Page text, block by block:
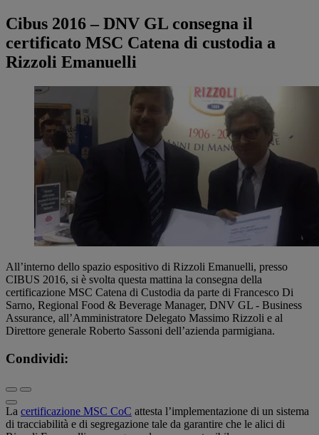
Cibus 2016 – DNV GL consegna il
certificato MSC Catena di custodia a
Rizzoli Emanuelli
All’interno dello spazio espositivo di Rizzoli Emanuelli, presso
CIBUS 2016, si è svolta questa mattina la consegna della
certificazione MSC Catena di Custodia da parte di Francesco Di
Sarno, Regional Food & Beverage Manager, DNV GL - Business
Assurance, all’Amministratore Delegato Massimo Rizzoli e al
Direttore generale Roberto Sassoni dell’azienda parmigiana.
Condividi:
La certificazione MSC CoC attesta l’implementazione di un sistema
di tracciabilità e di segregazione tale da garantire che le alici di